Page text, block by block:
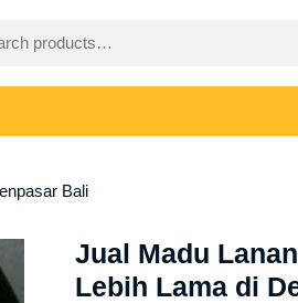
Bali
Jual Madu
Lebih Lama di